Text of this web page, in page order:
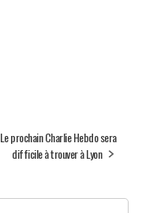
Le prochain Charlie Hebdo sera
difficile à trouver à Lyon